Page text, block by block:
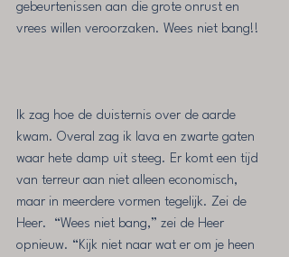
gebeurtenissen aan die grote onrust en
vrees willen veroorzaken. Wees niet bang!!
Ik zag hoe de duisternis over de aarde
kwam. Overal zag ik lava en zwarte gaten
waar hete damp uit steeg. Er komt een tijd
van terreur aan niet alleen economisch,
maar in meerdere vormen tegelijk. Zei de
Heer.  “Wees niet bang,” zei de Heer
opnieuw. “Kijk niet naar wat er om je heen